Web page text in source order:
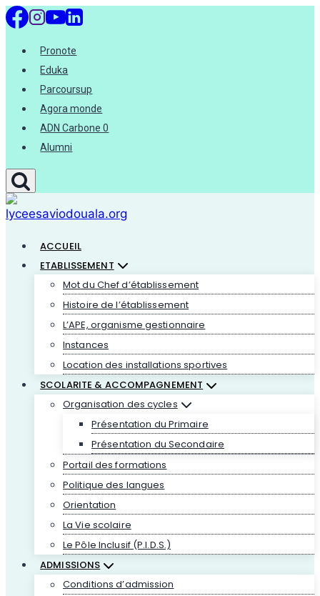
Pronote
Eduka
Parcoursup
Agora monde
ADN Carbone 0
Alumni
ACCUEIL
ETABLISSEMENT
Mot du Chef d’établissement
Histoire de l’établissement
L’APE, organisme gestionnaire
Instances
Location des installations sportives
SCOLARITE & ACCOMPAGNEMENT
Organisation des cycles
Présentation du Primaire
Présentation du Secondaire
Portail des formations
Politique des langues
Orientation
La Vie scolaire
Le Pôle Inclusif (P.I.D.S.)
ADMISSIONS
Conditions d’admission